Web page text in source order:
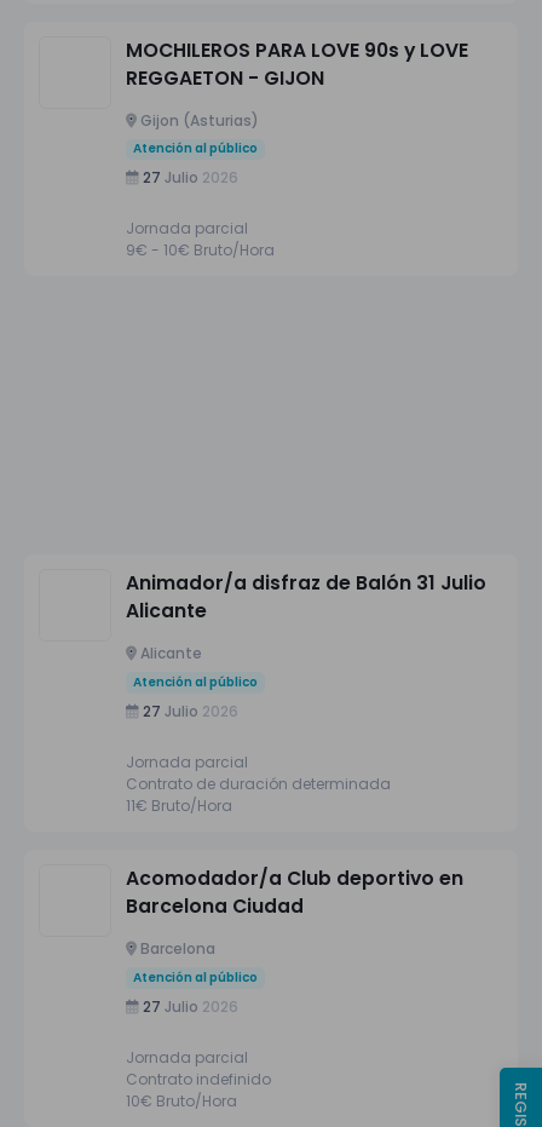
MOCHILEROS PARA LOVE 90s y LOVE
REGGAETON - GIJON
Gijon (Asturias)
Atención al público
27 Julio 2026
Jornada parcial
9€ - 10€ Bruto/Hora
Animador/a disfraz de Balón 31 Julio
Alicante
Alicante
Atención al público
27 Julio 2026
Jornada parcial
Contrato de duración determinada
11€ Bruto/Hora
Acomodador/a Club deportivo en
Barcelona Ciudad
Barcelona
Atención al público
27 Julio 2026
Jornada parcial
Contrato indefinido
10€ Bruto/Hora